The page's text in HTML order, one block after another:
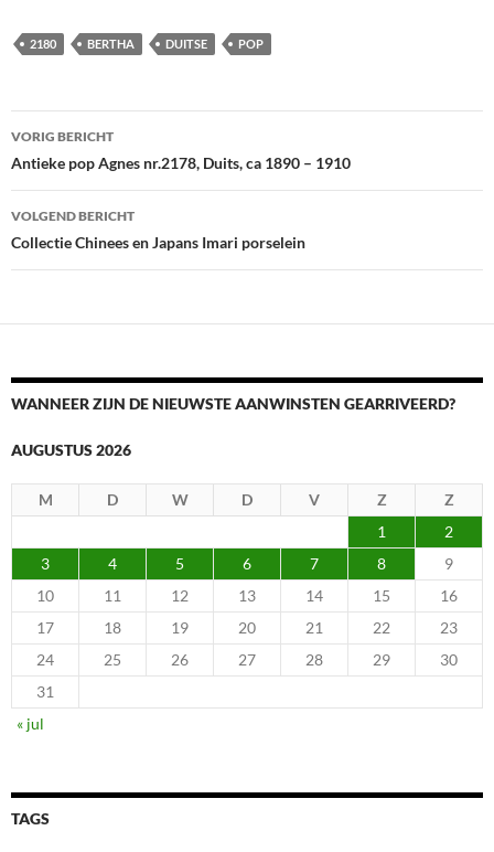
2180 BERTHA DUITSE POP
Berichtnavigatie
VORIG BERICHT
Antieke pop Agnes nr.2178, Duits, ca 1890 – 1910
VOLGEND BERICHT
Collectie Chinees en Japans Imari porselein
WANNEER ZIJN DE NIEUWSTE AANWINSTEN GEARRIVEERD?
AUGUSTUS 2026
M D W D V Z
Z
1
2
3
4 5 6 7 8
9
10
11 12 13 14 15
16
17
18 19 20 21 22
23
24
25 26 27 28 29
30
31
« jul
TAGS